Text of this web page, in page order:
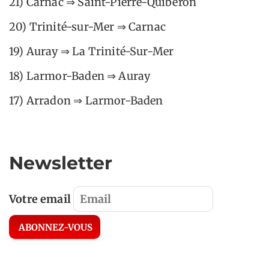
20) Trinité-sur-Mer ⇒ Carnac
19) Auray ⇒ La Trinité-Sur-Mer
18) Larmor-Baden ⇒ Auray
17) Arradon ⇒ Larmor-Baden
Newsletter
Votre email